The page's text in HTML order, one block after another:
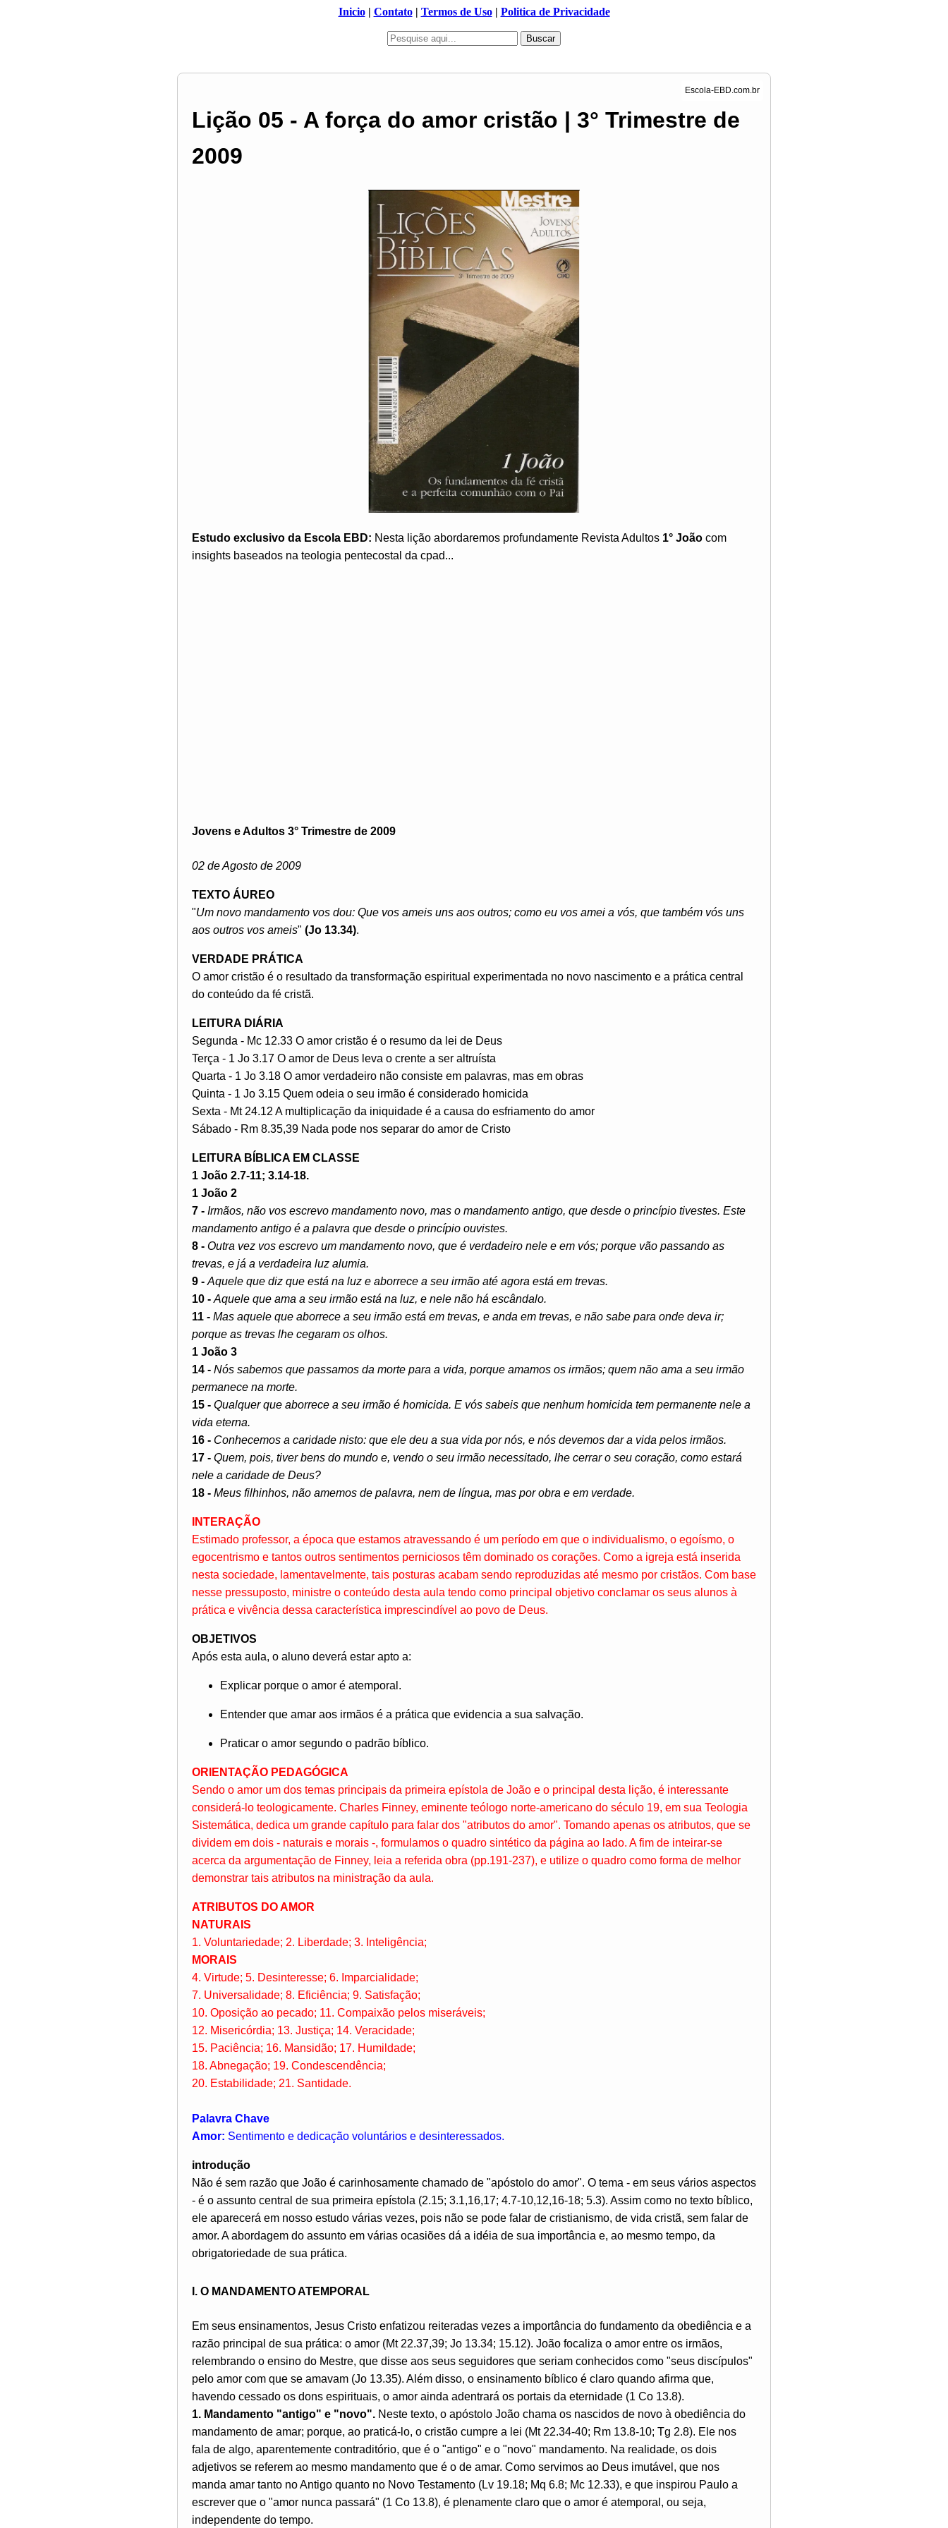
Inicio| Contato| Termos de Uso| Politica de Privacidade
Buscar
Lição 05 - A força do amor cristão | 3° Trimestre de
2009
Estudo exclusivo da Escola EBD: Nesta lição abordaremos profundamente Revista Adultos 1° João com
insights baseados na teologia pentecostal da cpad...
Jovens e Adultos 3° Trimestre de 2009
02 de Agosto de 2009
TEXTO ÁUREO
"Um novo mandamento vos dou: Que vos ameis uns aos outros; como eu vos amei a vós, que também vós uns
aos outros vos ameis" (Jo 13.34).
VERDADE PRÁTICA
O amor cristão é o resultado da transformação espiritual experimentada no novo nascimento e a prática central
do conteúdo da fé cristã.
LEITURA DIÁRIA
Segunda - Mc 12.33 O amor cristão é o resumo da lei de Deus
Terça - 1 Jo 3.17 O amor de Deus leva o crente a ser altruísta
Quarta - 1 Jo 3.18 O amor verdadeiro não consiste em palavras, mas em obras
Quinta - 1 Jo 3.15 Quem odeia o seu irmão é considerado homicida
Sexta - Mt 24.12 A multiplicação da iniquidade é a causa do esfriamento do amor
Sábado - Rm 8.35,39 Nada pode nos separar do amor de Cristo
LEITURA BÍBLICA EM CLASSE
1 João 2.7-11; 3.14-18.
1 João 2
7 - Irmãos, não vos escrevo mandamento novo, mas o mandamento antigo, que desde o princípio tivestes. Este
mandamento antigo é a palavra que desde o princípio ouvistes.
8 - Outra vez vos escrevo um mandamento novo, que é verdadeiro nele e em vós; porque vão passando as
trevas, e já a verdadeira luz alumia.
9 - Aquele que diz que está na luz e aborrece a seu irmão até agora está em trevas.
10 - Aquele que ama a seu irmão está na luz, e nele não há escândalo.
11 - Mas aquele que aborrece a seu irmão está em trevas, e anda em trevas, e não sabe para onde deva ir;
porque as trevas lhe cegaram os olhos.
1 João 3
14 - Nós sabemos que passamos da morte para a vida, porque amamos os irmãos; quem não ama a seu irmão
permanece na morte.
15 - Qualquer que aborrece a seu irmão é homicida. E vós sabeis que nenhum homicida tem permanente nele a
vida eterna.
16 - Conhecemos a caridade nisto: que ele deu a sua vida por nós, e nós devemos dar a vida pelos irmãos.
17 - Quem, pois, tiver bens do mundo e, vendo o seu irmão necessitado, lhe cerrar o seu coração, como estará
nele a caridade de Deus?
18 - Meus filhinhos, não amemos de palavra, nem de língua, mas por obra e em verdade.
INTERAÇÃO
Estimado professor, a época que estamos atravessando é um período em que o individualismo, o egoísmo, o
egocentrismo e tantos outros sentimentos perniciosos têm dominado os corações. Como a igreja está inserida
nesta sociedade, lamentavelmente, tais posturas acabam sendo reproduzidas até mesmo por cristãos. Com base
nesse pressuposto, ministre o conteúdo desta aula tendo como principal objetivo conclamar os seus alunos à
prática e vivência dessa característica imprescindível ao povo de Deus.
OBJETIVOS
Após esta aula, o aluno deverá estar apto a:
Explicar porque o amor é atemporal.
Entender que amar aos irmãos é a prática que evidencia a sua salvação.
Praticar o amor segundo o padrão bíblico.
ORIENTAÇÃO PEDAGÓGICA
Sendo o amor um dos temas principais da primeira epístola de João e o principal desta lição, é interessante
considerá-lo teologicamente. Charles Finney, eminente teólogo norte-americano do século 19, em sua Teologia
Sistemática, dedica um grande capítulo para falar dos "atributos do amor". Tomando apenas os atributos, que se
dividem em dois - naturais e morais -, formulamos o quadro sintético da página ao lado. A fim de inteirar-se
acerca da argumentação de Finney, leia a referida obra (pp.191-237), e utilize o quadro como forma de melhor
demonstrar tais atributos na ministração da aula.
ATRIBUTOS DO AMOR
NATURAIS
1. Voluntariedade; 2. Liberdade; 3. Inteligência;
MORAIS
4. Virtude; 5. Desinteresse; 6. Imparcialidade;
7. Universalidade; 8. Eficiência; 9. Satisfação;
10. Oposição ao pecado; 11. Compaixão pelos miseráveis;
12. Misericórdia; 13. Justiça; 14. Veracidade;
15. Paciência; 16. Mansidão; 17. Humildade;
18. Abnegação; 19. Condescendência;
20. Estabilidade; 21. Santidade.
Palavra Chave
Amor: Sentimento e dedicação voluntários e desinteressados.
introdução
Não é sem razão que João é carinhosamente chamado de "apóstolo do amor". O tema - em seus vários aspectos
- é o assunto central de sua primeira epístola (2.15; 3.1,16,17; 4.7-10,12,16-18; 5.3). Assim como no texto bíblico,
ele aparecerá em nosso estudo várias vezes, pois não se pode falar de cristianismo, de vida cristã, sem falar de
amor. A abordagem do assunto em várias ocasiões dá a idéia de sua importância e, ao mesmo tempo, da
obrigatoriedade de sua prática.
I. O MANDAMENTO ATEMPORAL
Em seus ensinamentos, Jesus Cristo enfatizou reiteradas vezes a importância do fundamento da obediência e a
razão principal de sua prática: o amor (Mt 22.37,39; Jo 13.34; 15.12). João focaliza o amor entre os irmãos,
relembrando o ensino do Mestre, que disse aos seus seguidores que seriam conhecidos como "seus discípulos"
pelo amor com que se amavam (Jo 13.35). Além disso, o ensinamento bíblico é claro quando afirma que,
havendo cessado os dons espirituais, o amor ainda adentrará os portais da eternidade (1 Co 13.8).
1. Mandamento "antigo" e "novo". Neste texto, o apóstolo João chama os nascidos de novo à obediência do
mandamento de amar; porque, ao praticá-lo, o cristão cumpre a lei (Mt 22.34-40; Rm 13.8-10; Tg 2.8). Ele nos
fala de algo, aparentemente contraditório, que é o "antigo" e o "novo" mandamento. Na realidade, os dois
adjetivos se referem ao mesmo mandamento que é o de amar. Como servimos ao Deus imutável, que nos
manda amar tanto no Antigo quanto no Novo Testamento (Lv 19.18; Mq 6.8; Mc 12.33), e que inspirou Paulo a
escrever que o "amor nunca passará" (1 Co 13.8), é plenamente claro que o amor é atemporal, ou seja,
independente do tempo.